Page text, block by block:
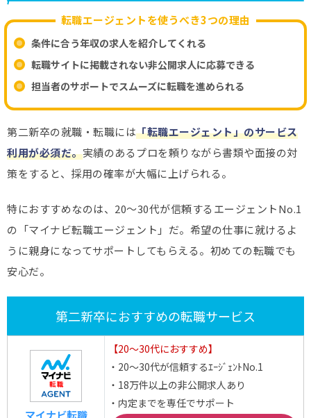
転職エージェントを使うべき3つの理由
条件に合う年収の求人を紹介してくれる
転職サイトに掲載されない非公開求人に応募できる
担当者のサポートでスムーズに転職を進められる
第二新卒の就職・転職には「転職エージェント」のサービス
利用が必須だ。実績のあるプロを頼りながら書類や面接の対
策をすると、採用の確率が大幅に上げられる。
特におすすめなのは、20～30代が信頼するエージェントNo.1
の「マイナビ転職エージェント」だ。希望の仕事に就けるよ
うに親身になってサポートしてもらえる。初めての転職でも
安心だ。
第二新卒におすすめの転職サービス
マイナビ転職
【20～30代におすすめ】
・20～30代が信頼するｴｰｼﾞｪﾝﾄNo.1
・18万件以上の非公開求人あり
・内定までを専任でサポート